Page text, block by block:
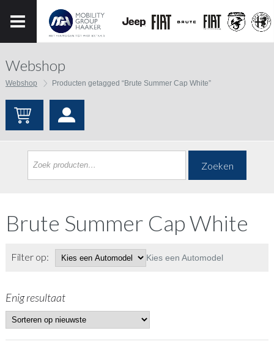
Webshop
Webshop Producten getagged “Brute Summer Cap White”
Zoeken
Brute Summer Cap White
Filter op: Kies een Automodel
Enig resultaat